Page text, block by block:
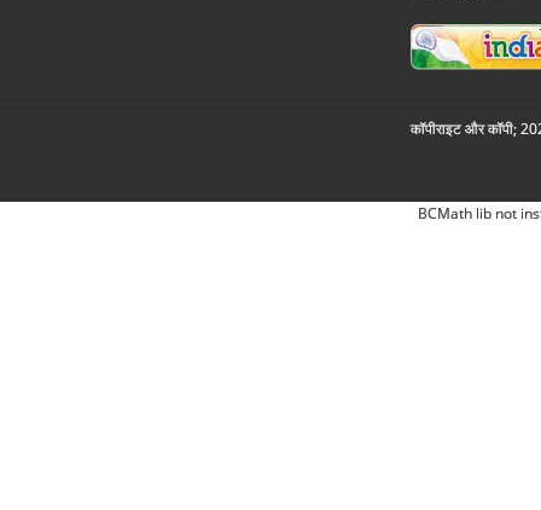
कॉपीराइट और कॉपी;
BCMath lib not